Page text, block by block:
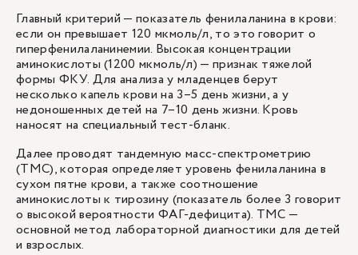
Главный критерий — показатель фенилаланина в крови:
если он превышает 120 мкмоль/л, то это говорит о
гиперфенилаланинемии. Высокая концентрации
аминокислоты (1200 мкмоль/л) — признак тяжелой
формы ФКУ. Для анализа у младенцев берут
несколько капель крови на 3–5 день жизни, а у
недоношенных детей на 7–10 день жизни. Кровь
наносят на специальный тест-бланк.
Далее проводят тандемную масс-спектрометрию
(ТМС), которая определяет уровень фенилаланина в
сухом пятне крови, а также соотношение
аминокислоты к тирозину (показатель более 3 говорит
о высокой вероятности ФАГ-дефицита). ТМС —
основной метод лабораторной диагностики для детей
и взрослых.